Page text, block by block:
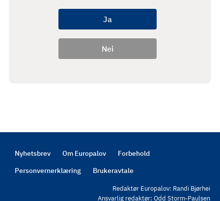
Footer
Nyhetsbrev Om Europalov
Forbehold
Personvernerklæring
Brukeravtale
Redaktør Europalov: Randi Bjørhei
Ansvarlig redaktør: Odd Storm-Paulsen